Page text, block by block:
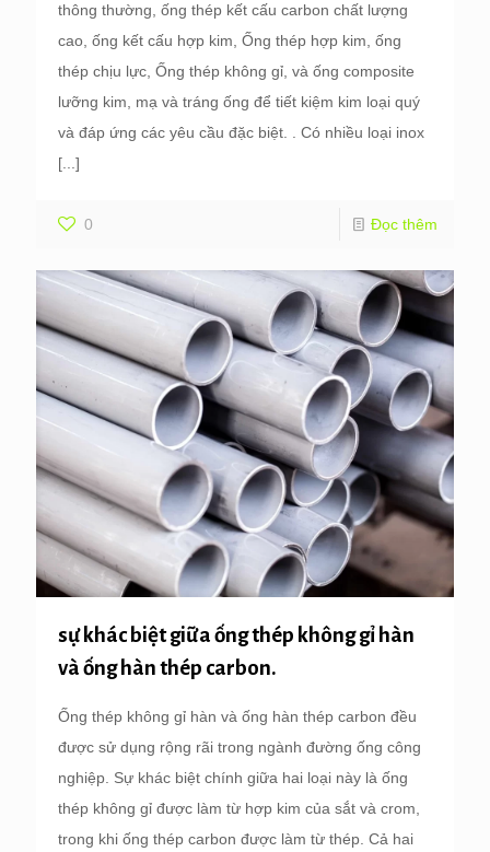
thông thường, ống thép kết cấu carbon chất lượng
cao, ống kết cấu hợp kim, Ống thép hợp kim, ống
thép chịu lực, Ống thép không gỉ, và ống composite
lưỡng kim, mạ và tráng ống để tiết kiệm kim loại quý
và đáp ứng các yêu cầu đặc biệt. . Có nhiều loại inox
[...]
0 Đọc thêm
sự khác biệt giữa ống thép không gỉ hàn
và ống hàn thép carbon.
Ống thép không gỉ hàn và ống hàn thép carbon đều
được sử dụng rộng rãi trong ngành đường ống công
nghiệp. Sự khác biệt chính giữa hai loại này là ống
thép không gỉ được làm từ hợp kim của sắt và crom,
trong khi ống thép carbon được làm từ thép. Cả hai